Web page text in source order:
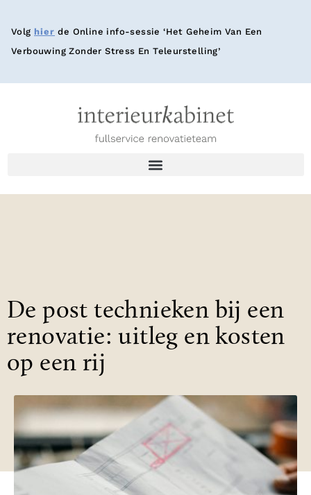
Volg hier de Online info-sessie ‘Het Geheim Van Een
Verbouwing Zonder Stress En Teleurstelling’
De post technieken bij een
renovatie: uitleg en kosten
op een rij